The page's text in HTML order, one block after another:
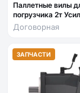
Паллетные вилы
погрузчика 2т
Договорная
ЗАПЧАСТИ